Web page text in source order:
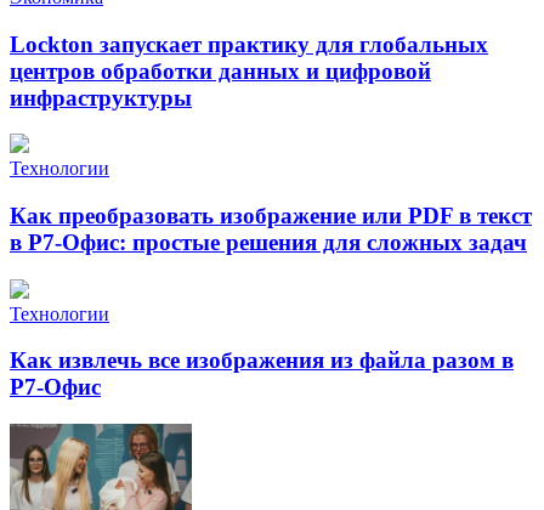
Lockton запускает практику для глобальных
центров обработки данных и цифровой
инфраструктуры
Технологии
Как преобразовать изображение или PDF в текст
в Р7-Офис: простые решения для сложных задач
Технологии
Как извлечь все изображения из файла разом в
Р7-Офис